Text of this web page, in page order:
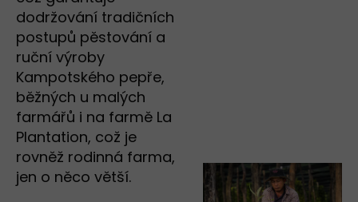
dodržování tradičních
postupů pěstování a
ruční výroby
Kampotského pepře,
běžných u malých
farmářů i na farmě La
Plantation, což je
rovněž rodinná farma,
jen o něco větší.